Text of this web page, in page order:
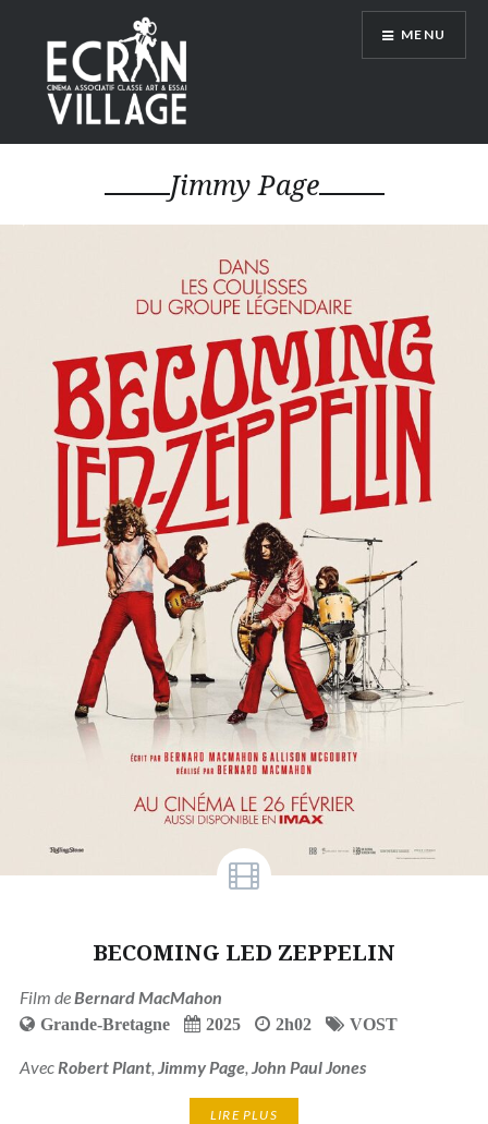
contenu
principal
ÉCRAN VILLAGE
MENU
Jimmy Page
BECOMING LED ZEPPELIN
Film de Bernard MacMahon
Grande-Bretagne 2025 2h02 VOST
Avec Robert Plant, Jimmy Page, John Paul Jones
LIRE PLUS